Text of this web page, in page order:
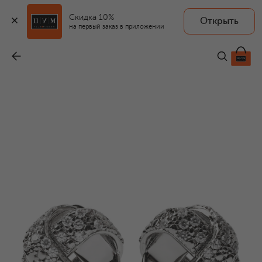
Скидка 10%
на первый заказ в приложении
Открыть